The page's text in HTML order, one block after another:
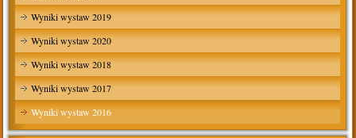
Wyniki wystaw 2019
Wyniki wystaw 2020
Wyniki wystaw 2018
Wyniki wystaw 2017
Wyniki wystaw 2016